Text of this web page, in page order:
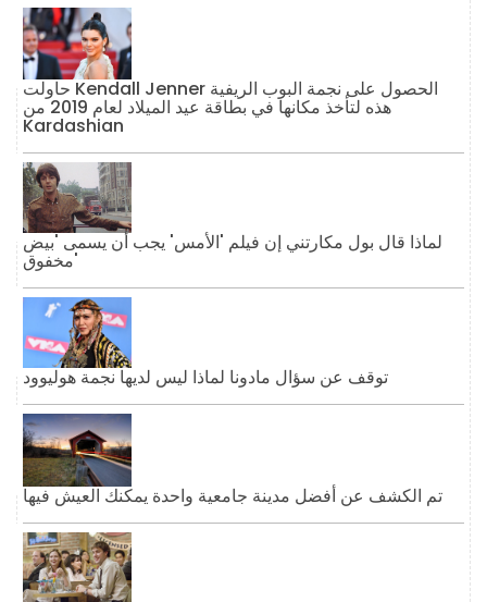
حاولت Kendall Jenner الحصول على نجمة البوب ​​الريفية
هذه لتأخذ مكانها في بطاقة عيد الميلاد لعام 2019 من
Kardashian
لماذا قال بول مكارتني إن فيلم 'الأمس' يجب أن يسمى 'بيض
مخفوق'
توقف عن سؤال مادونا لماذا ليس لديها نجمة هوليوود
تم الكشف عن أفضل مدينة جامعية واحدة يمكنك العيش فيها